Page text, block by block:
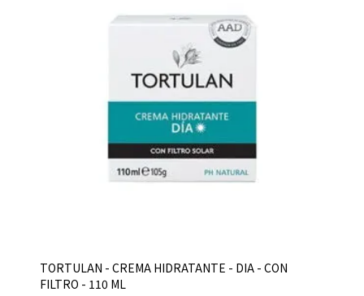
TORTULAN - CREMA HIDRATANTE - DIA - CON
FILTRO - 110 ML